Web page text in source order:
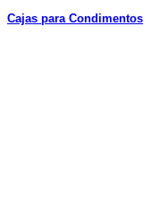
Cajas para Condimentos